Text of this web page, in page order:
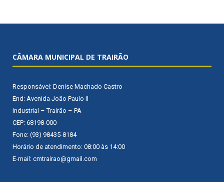
CÂMARA MUNICIPAL DE TRAIRÃO
Responsável: Denise Machado Castro
End: Avenida João Paulo II
Industrial – Trairão – PA
CEP: 68198-000
Fone: (93) 98435-8184
Horário de atendimento: 08:00 às 14:00
E-mail: cmtrairao@gmail.com